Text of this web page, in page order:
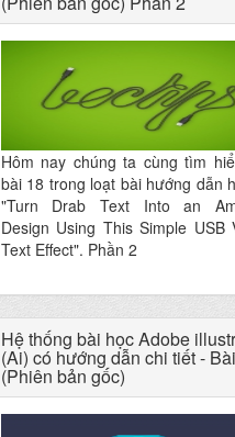
Hôm nay chúng ta cùng tìm
bài 18 trong loạt bài hướng dẫn
"Turn Drab Text Into an
Design Using This Simple USB
Text Effect". Phần 2
Hệ thống bài học Adobe
(Ai) có hướng dẫn chi tiết -
(Phiên bản gốc)